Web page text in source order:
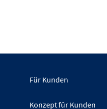
Für Kunden
Konzept für Kunden